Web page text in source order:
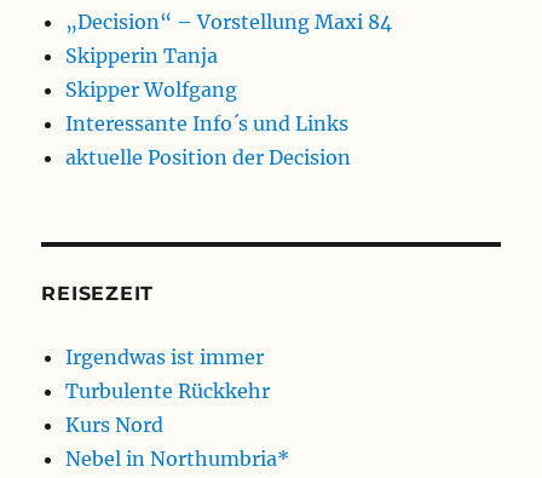
„Decision“ – Vorstellung Maxi 84
Skipperin Tanja
Skipper Wolfgang
Interessante Info´s und Links
aktuelle Position der Decision
REISEZEIT
Irgendwas ist immer
Turbulente Rückkehr
Kurs Nord
Nebel in Northumbria*